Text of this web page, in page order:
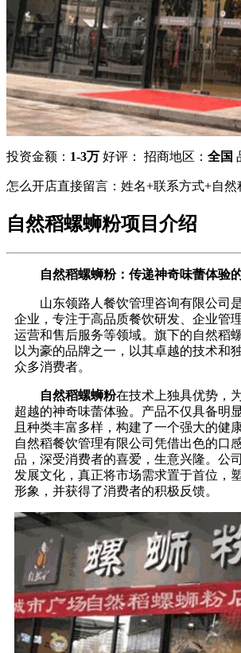
投资金额： 1-3万 好评： 招商地区： 全国
怎么开店直接留言：姓名+联系方式+自然
自然稻螺蛳粉项目介绍
自然稻螺蛳粉：传递神奇味蕾体验
山东领路人餐饮管理咨询有限公司
企业，专注于高品质餐饮研发、企业管
运营和售后服务等领域。旗下的自然稻
以为豪的品牌之一，以其卓越的技术和
众多消费者。
自然稻螺蛳粉在技术上独具优势，
超越的神奇味蕾体验。产品不仅具备明
且种类丰富多样，构建了一个强大的健
自然稻餐饮管理有限公司凭借出色的口
品，深受消费者的喜爱，生意兴隆。公
发展文化，真正将市场需求置于首位，
形象，并获得了消费者的积极反馈。